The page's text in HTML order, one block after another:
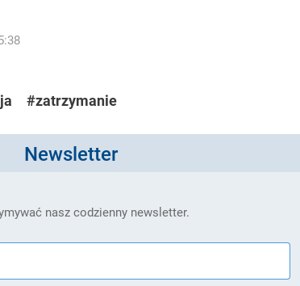
#zatrzymanie
Newsletter
nasz codzienny newsletter.